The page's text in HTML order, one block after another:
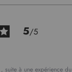
5/5
, suite à une expérience du